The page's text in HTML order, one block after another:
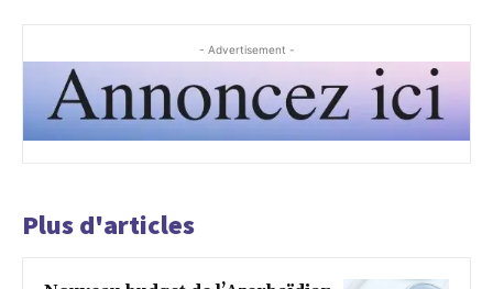
- Advertisement -
Plus d'articles